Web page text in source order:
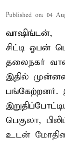
Published on: 04
வாஷிங்டன்,
சிட்டி ஓபன்
தலைநகர்
இதில்
பங்கேற்றனர்.
பெகுலா,
உடன்